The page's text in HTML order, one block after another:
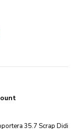
35.7 Scrap Didi